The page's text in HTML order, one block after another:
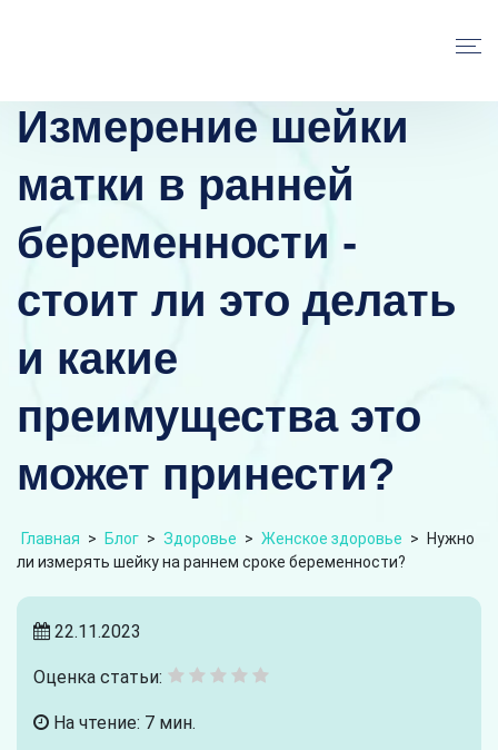
Измерение шейки
матки в ранней
беременности -
стоит ли это делать
и какие
преимущества это
может принести?
Главная > Блог > Здоровье > Женское здоровье >
Нужно
ли измерять шейку на раннем сроке беременности?
22.11.2023
Оценка статьи:
На чтение: 7 мин.